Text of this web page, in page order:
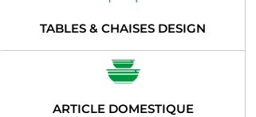
TABLES & CHAISES DESIGN
ARTICLE DOMESTIQUE